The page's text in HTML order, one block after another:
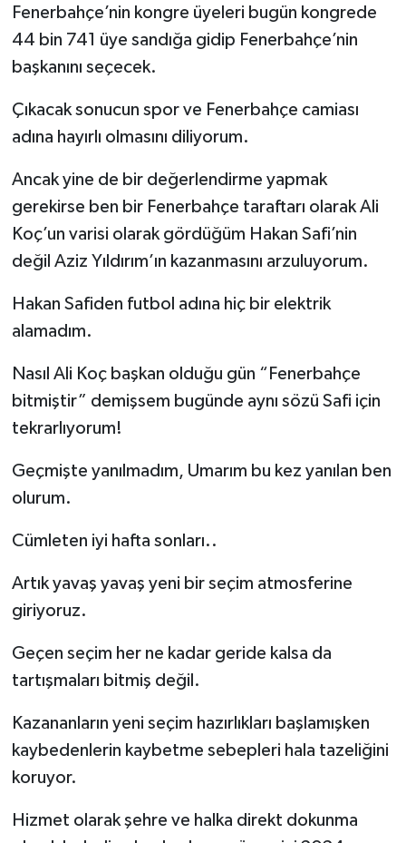
Fenerbahçe’nin kongre üyeleri bugün kongrede
44 bin 741 üye sandığa gidip Fenerbahçe’nin
başkanını seçecek.
Çıkacak sonucun spor ve Fenerbahçe camiası
adına hayırlı olmasını diliyorum.
Ancak yine de bir değerlendirme yapmak
gerekirse ben bir Fenerbahçe taraftarı olarak Ali
Koç’un varisi olarak gördüğüm Hakan Safi’nin
değil Aziz Yıldırım’ın kazanmasını arzuluyorum.
Hakan Safiden futbol adına hiç bir elektrik
alamadım.
Nasıl Ali Koç başkan olduğu gün “Fenerbahçe
bitmiştir” demişsem bugünde aynı sözü Safi için
tekrarlıyorum!
Geçmişte yanılmadım, Umarım bu kez yanılan ben
olurum.
Cümleten iyi hafta sonları..
Artık yavaş yavaş yeni bir seçim atmosferine
giriyoruz.
Geçen seçim her ne kadar geride kalsa da
tartışmaları bitmiş değil.
Kazananların yeni seçim hazırlıkları başlamışken
kaybedenlerin kaybetme sebepleri hala tazeliğini
koruyor.
Hizmet olarak şehre ve halka direkt dokunma